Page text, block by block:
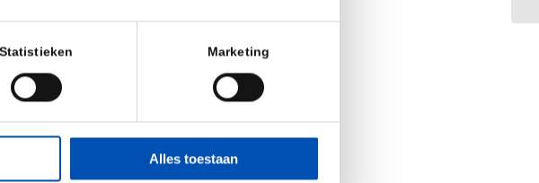
Statistieken Marketing
Alles toestaan